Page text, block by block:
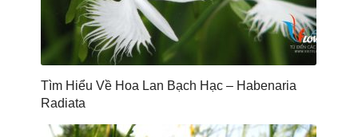
Tìm Hiểu Về Hoa Lan Bạch Hạc – Habenaria
Radiata